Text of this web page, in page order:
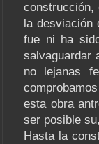
construcción,
la
fue ni ha
salvaguardar
no lejanas
esta obra
ser posible
Hasta la